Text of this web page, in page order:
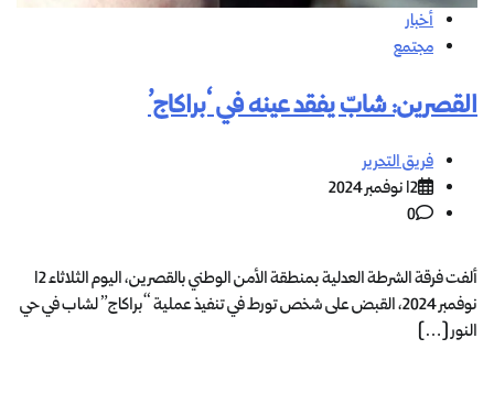
أخبار
مجتمع
القصرين: شابّ يفقد عينه في ‘براكاج’
فريق التحرير
12 نوفمبر 2024
0
ألفت فرقة الشرطة العدلية بمنطقة الأمن الوطني بالقصرين، اليوم الثلاثاء 12
نوفمبر 2024، القبض على شخص تورط في تنفيذ عملية “براكاج” لشاب في حي
النور […]